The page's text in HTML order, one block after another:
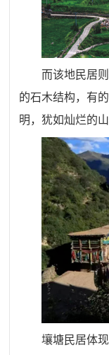
而该地民居
的石木结构，有
明，犹如灿烂的
壤塘民居体